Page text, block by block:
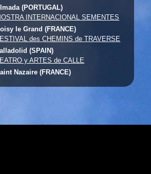
(PORTUGAL)
INTERNACIONAL SEMENTES
le Grand (FRANCE)
des CHEMINS de TRAVERSE
(SPAIN)
y ARTES de CALLE
Nazaire (FRANCE)
(CATALUNYA)